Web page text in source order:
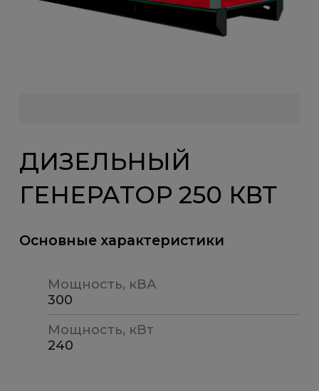
ДИЗЕЛЬНЫЙ
ГЕНЕРАТОР 250 КВТ
Основные характеристики
Мощность, кВА
300
Мощность, кВт
240